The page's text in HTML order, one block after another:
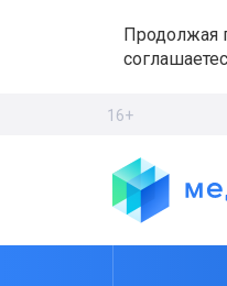
Продолжая
16+